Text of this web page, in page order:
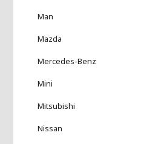
Man
Mazda
Mercedes-Benz
Mini
Mitsubishi
Nissan